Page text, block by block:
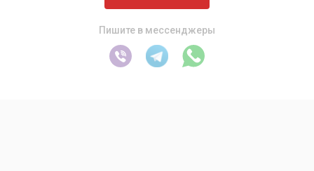
Пишите в мессенджеры